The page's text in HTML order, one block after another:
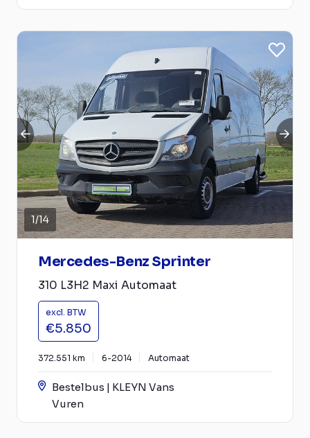
1/14
Mercedes-Benz Sprinter
310 L3H2 Maxi Automaat
excl. BTW
€5.850
372.551 km 6-2014 Automaat
Bestelbus | KLEYN Vans
Vuren